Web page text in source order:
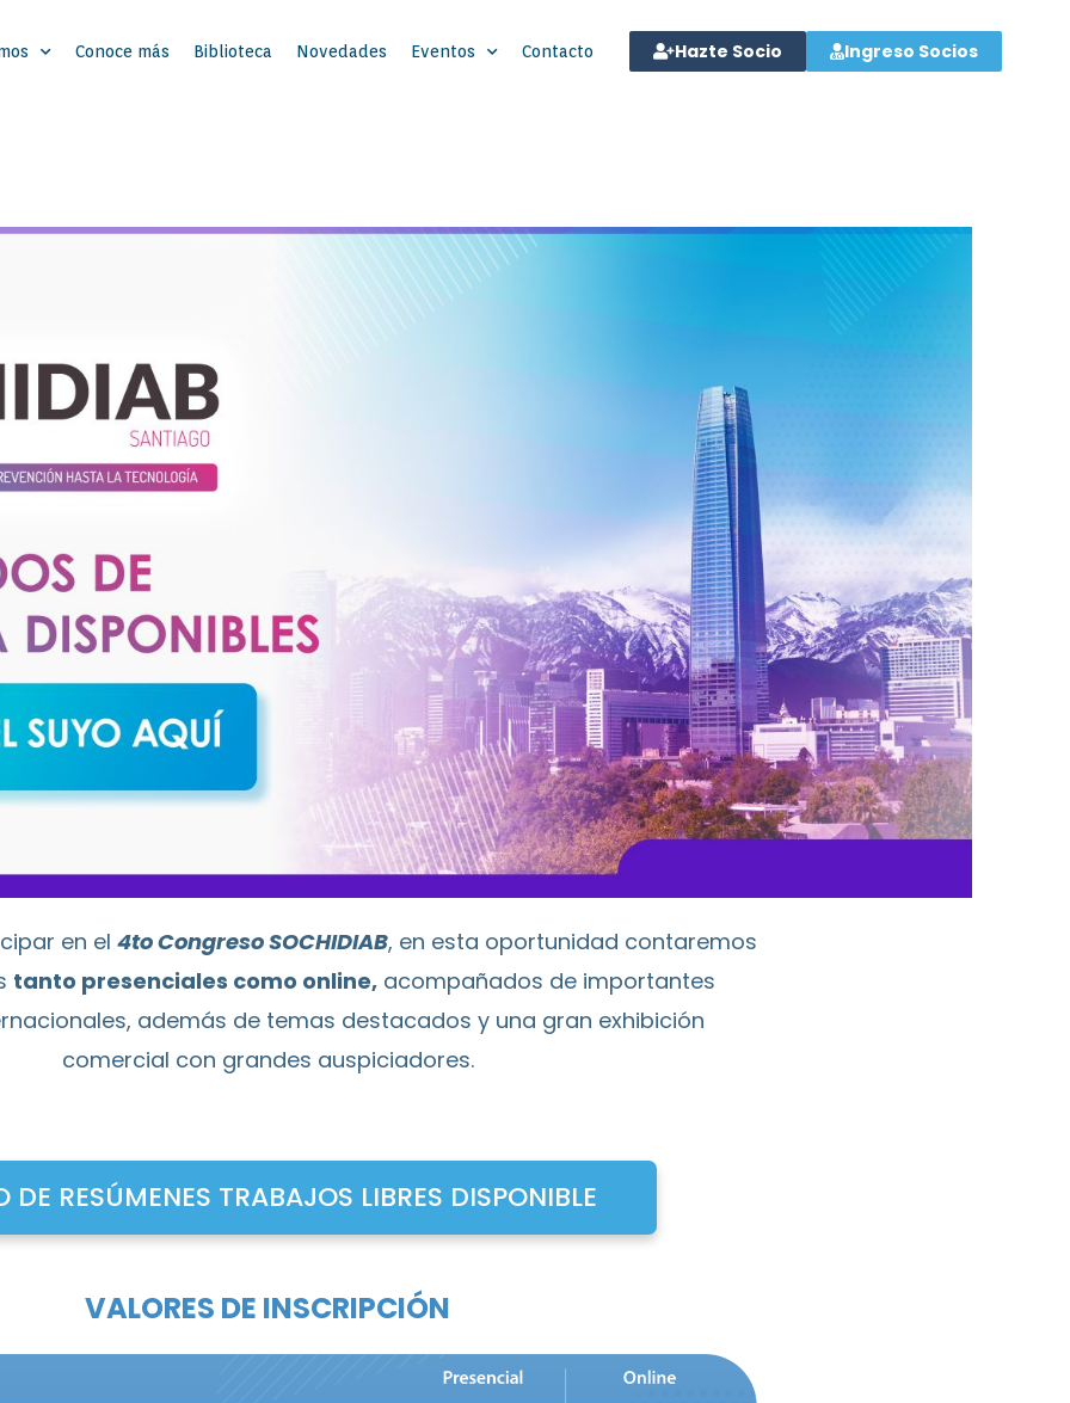
Conoce más Biblioteca Novedades Eventos Contacto Hazte Socio Ingreso Socios
en el 4to Congreso SOCHIDIAB, en esta oportunidad contaremos
tanto presenciales como online, acompañados de importantes
además de temas destacados y una gran exhibición
comercial con grandes auspiciadores.
DE RESÚMENES TRABAJOS LIBRES DISPONIBLE
VALORES DE INSCRIPCIÓN